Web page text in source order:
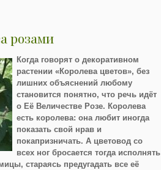
розами
Когда говорят о декоративном
растении «Королева цветов», без
лишних объяснений любому
становится понятно, что речь идёт
о Её Величестве Розе. Королева
есть королева: она любит иногда
показать свой нрав и
покапризничать. А цветовод со
всех ног бросается тогда исполнять
стараясь предугадать все её